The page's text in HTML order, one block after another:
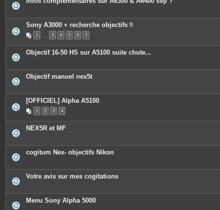
Sony A3000 + recherche objectifs
c
e
o
e
1 … 3 4 5 6 7
Objectif 16-50 HS sur A5100 suite chute...
Objectif manuel nex5t
[OFFICIEL] Alpha A5100
1 2 3 4
NEX5R et MF
cogitum Nex- objectifs Nikon
Votre avis sur mes cogitations
Menu Sony Alpha 5000